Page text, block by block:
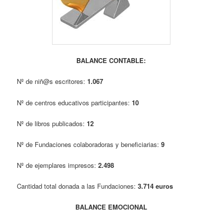
BALANCE CONTABLE:
Nº de niñ@s escritores:1.067
Nº de centros educativos participantes:10
Nº de libros publicados: 12
Nº de Fundaciones colaboradoras y beneficiarias: 9
Nº de ejemplares impresos: 2.498
Cantidad total donada a las Fundaciones: 3.714 euros
BALANCE EMOCIONAL